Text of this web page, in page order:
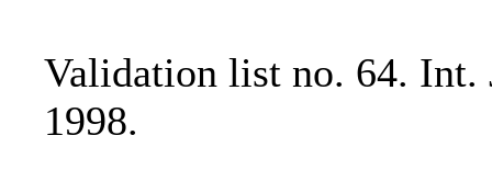
Validation list no. 64. Int.
1998.